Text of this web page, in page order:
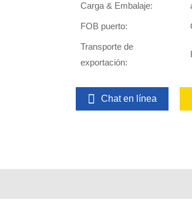
Carga & Embalaje:
FOB puerto:
Transporte de
exportación:
Chat en línea